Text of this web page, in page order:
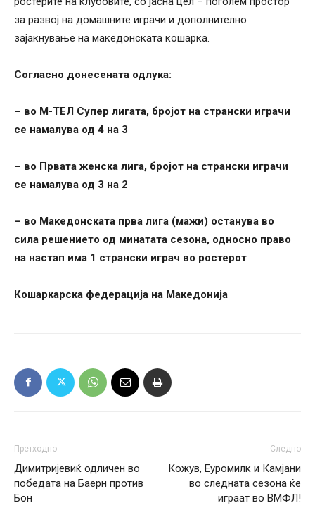
за развој на домашните играчи и дополнително
зајакнување на македонската кошарка.
Согласно донесената одлука:
– во М-ТЕЛ Супер лигата, бројот на странски играчи
се намалува од 4 на 3
– во Првата женска лига, бројот на странски играчи
се намалува од 3 на 2
– во Македонската прва лига (мажи) останува во
сила решението од минатата сезона, односно право
на настап има 1 странски играч во ростерот
Кошаркарска федерација на Македонија
Претходно
Димитријевиќ одличен во
победата на Баерн против
Бон
Следно
Кожув, Еуромилк и Камјани
во следната сезона ќе
играат во ВМФЛ!